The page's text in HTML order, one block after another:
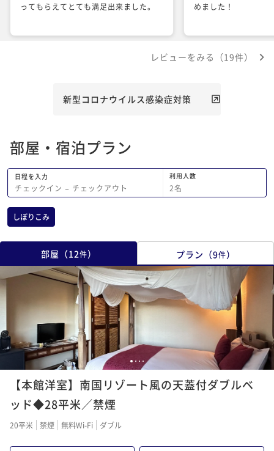
ってもらえてとても満足出来ました。
めました！
レビューをみる（19件）
新型コロナウイルス感染症対策
部屋・宿泊プラン
日程を入力
チェックイン − チェックアウト
利用人数
2名
しぼりこみ
部屋 （12件） プラン （9件）
1 2 3 4
【本館洋室】南国リゾート風の天蓋付ダブルベ
ッド◆28平米／禁煙
20平米 禁煙 無料Wi-Fi ダブル